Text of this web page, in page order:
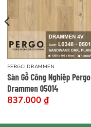
PERGO DRAMMEN
Sàn Gỗ Công Nghiệp Pergo
Drammen 05014
837.000 ₫